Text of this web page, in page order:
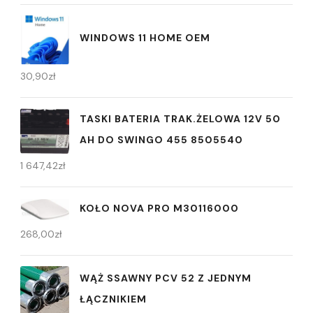
WINDOWS 11 HOME OEM
30,90zł
TASKI BATERIA TRAK.ŻELOWA 12V 50
AH DO SWINGO 455 8505540
1 647,42zł
KOŁO NOVA PRO M30116000
268,00zł
WĄŻ SSAWNY PCV 52 Z JEDNYM
ŁĄCZNIKIEM